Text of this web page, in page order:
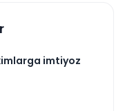
imtiyoz